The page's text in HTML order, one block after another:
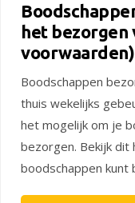
het bezorgen
Boodschappen
thuis wekelijks
het mogelijk om je
bezorgen. Bekijk dit
boodschappen kunt